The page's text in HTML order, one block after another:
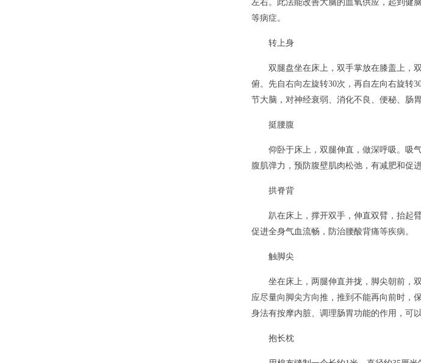
左右。此法能改善大脑的血氧供应，起到健
等病症。
转上身
双腿盘坐在床上，双手掌放在膝盖上，
俯。先自右向左旋转30次，再自左向右旋转
节大脑，对神经衰弱、消化不良、便秘、肠
挺腰腹
仰卧于床上，双腿伸直，做深呼吸。吸
腹肌弹力，预防腹壁肌肉松弛，有减肥和促
拱脊背
趴在床上，撑开双手，伸直双臂，抬起
促进全身气血流畅，防治腰酸背痛等疾病。
触脚尖
坐在床上，两腿伸直并拢，脚尖朝前，
应尽量向脚尖方向推，推到不能再向前时，
身法有按摩内脏、调理肠胃功能的作用，可
抱长枕